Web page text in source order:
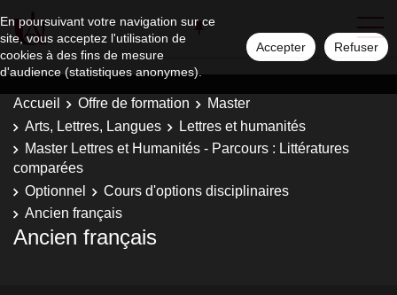
En poursuivant votre navigation sur ce
site, vous acceptez l'utilisation de
cookies à des fins de mesure
d'audience (statistiques anonymes).
Accepter Refuser
Accueil Offre de formation
Master
Arts, Lettres, Langues
Lettres et humanités
Master Lettres et Humanités - Parcours : Littératures
comparées
Optionnel
Cours d'options disciplinaires
Ancien français
Ancien français